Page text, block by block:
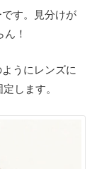
す。見分けが
！
うにレンズに
します。